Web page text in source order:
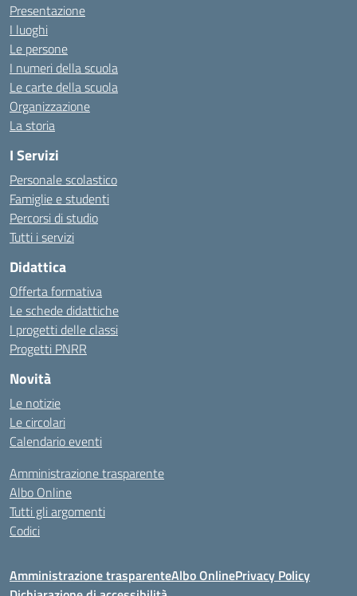
Presentazione
I luoghi
Le persone
I numeri della scuola
Le carte della scuola
Organizzazione
La storia
I Servizi
Personale scolastico
Famiglie e studenti
Percorsi di studio
Tutti i servizi
Didattica
Offerta formativa
Le schede didattiche
I progetti delle classi
Progetti PNRR
Novità
Le notizie
Le circolari
Calendario eventi
Amministrazione trasparente
Albo Online
Tutti gli argomenti
Codici
Amministrazione trasparenteAlbo OnlinePrivacy Policy